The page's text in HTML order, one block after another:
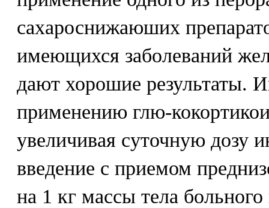
сахароснижаюших
имеющихся заболеваний
дают хорошие результаты.
применению глю-
увеличивая суточную дозу
введение с приемом
на 1 кг массы тела